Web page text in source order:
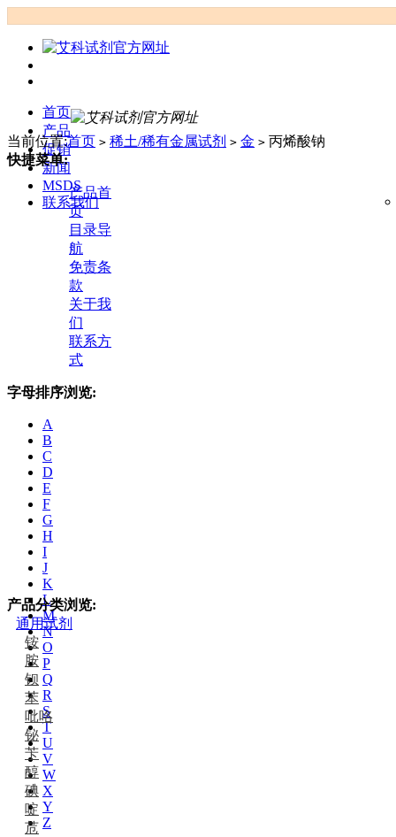
首页
产品
促销
新闻
MSDS
联系我们
当前位置:首页 > 稀土/稀有金属试剂 > 金 > 丙烯酸钠
快捷菜单:
产品首
页
目录导
航
免责条
款
关于我
们
联系方
式
字母排序浏览:
A
B
C
D
E
F
G
H
I
J
K
L
M
N
O
P
Q
R
S
T
U
V
W
X
Y
Z
产品分类浏览:
通用试剂
铵
胺
钡
苯
吡咯
铋
苄
醇
碘
啶
苊